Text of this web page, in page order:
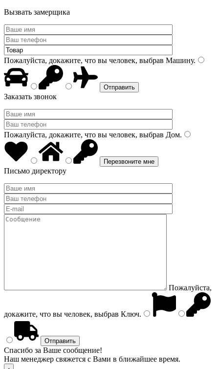
Вызвать замерщика
Пожалуйста, докажите, что вы человек, выбрав Машину.
Заказать звонок
Пожалуйста, докажите, что вы человек, выбрав Дом.
Письмо директору
Пожалуйста,
докажите, что вы человек, выбрав Ключ.
Спасибо за Ваше сообщение!
Наш менеджер свяжется с Вами в ближайшее время.